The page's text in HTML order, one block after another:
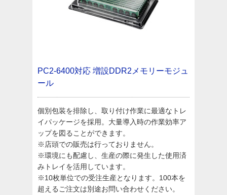
PC2-6400対応 増設DDR2メモリーモジュ
ール
個別包装を排除し、取り付け作業に最適なトレ
イパッケージを採用。大量導入時の作業効率ア
ップを図ることができます。
※店頭での販売は行っておりません。
※環境にも配慮し、生産の際に発生した使用済
みトレイを活用しています。
※10枚単位での受注生産となります。100本を
超えるご注文は別途お問い合わせください。